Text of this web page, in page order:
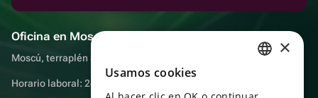
Oficina en Moscú
Moscú, terraplén Sadovnicheskaya, 9, sala 2/3
Horario laboral: 24 horas
×
Usamos cookies